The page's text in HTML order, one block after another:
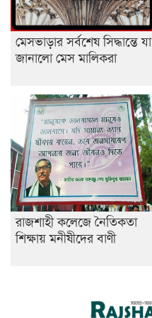
মেসভাড়ার সর্বশেষ সিদ্ধান্তে যা
জানালো মেস মালিকরা
রাজশাহী কলেজে নৈতিকতা
শিক্ষায় মনীষীদের বাণী